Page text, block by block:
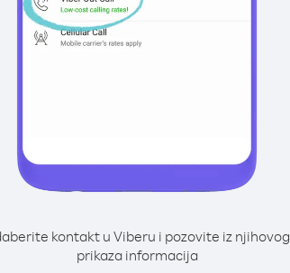
kontakt u Viberu i pozovite iz njihovog
prikaza informacija